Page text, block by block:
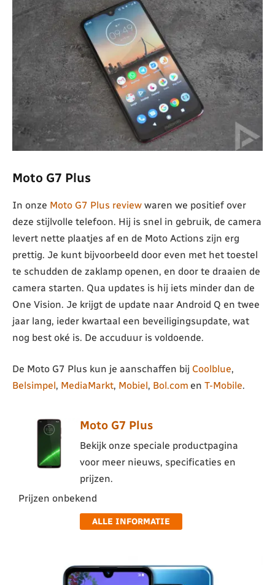
Moto G7 Plus
In onze Moto G7 Plus review waren we positief over
deze stijlvolle telefoon. Hij is snel in gebruik, de camera
levert nette plaatjes af en de Moto Actions zijn erg
prettig. Je kunt bijvoorbeeld door even met het toestel
te schudden de zaklamp openen, en door te draaien de
camera starten. Qua updates is hij iets minder dan de
One Vision. Je krijgt de update naar Android Q en twee
jaar lang, ieder kwartaal een beveiligingsupdate, wat
nog best oké is. De accuduur is voldoende.
De Moto G7 Plus kun je aanschaffen bij Coolblue,
Belsimpel, MediaMarkt, Mobiel, Bol.com en T-Mobile.
Moto G7 Plus
Bekijk onze speciale productpagina
voor meer nieuws, specificaties en
prijzen.
Prijzen onbekend
ALLE INFORMATIE